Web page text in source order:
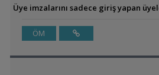
Üye imzalarını sadece giriş yapan
ÖM